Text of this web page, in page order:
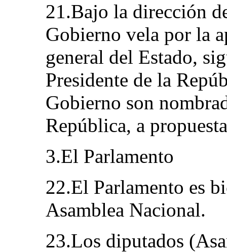
21.Bajo la dirección
Gobierno vela por la
general del Estado,
Presidente de la
Gobierno son
República, a
3.El Parlamento
22.El Parlamento es
Asamblea Nacional.
23.Los diputados